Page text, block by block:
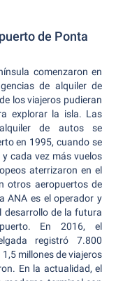
de Ponta
comenzaron en
de alquiler de
los viajeros pudieran
explorar la isla. Las
de autos se
en 1995, cuando se
cada vez más vuelos
aterrizaron en el
otros aeropuertos de
ANA es el operador y
desarrollo de la futura
En 2016, el
registró 7.800
millones de viajeros
En la actualidad, el